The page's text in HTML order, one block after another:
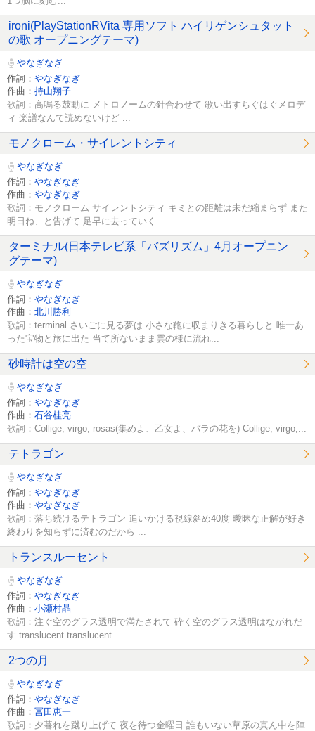
ironi(PlayStationRVita 専用ソフト ハイリゲンシュタット
の歌 オープニングテーマ)
やなぎなぎ
作詞： やなぎなぎ
作曲： 持山翔子
歌詞：高鳴る鼓動に メトロノームの針合わせて 歌い出すちぐはぐメロデ
ィ 楽譜なんて読めないけど ...
モノクローム・サイレントシティ
やなぎなぎ
作詞： やなぎなぎ
作曲： やなぎなぎ
歌詞：モノクローム サイレントシティ キミとの距離は未だ縮まらず また
明日ね、と告げて 足早に去っていく...
ターミナル(日本テレビ系「バズリズム」4月オープニン
グテーマ)
やなぎなぎ
作詞： やなぎなぎ
作曲： 北川勝利
歌詞：terminal さいごに見る夢は 小さな鞄に収まりきる暮らしと 唯一あ
った宝物と旅に出た 当て所ないまま雲の様に流れ...
砂時計は空の空
やなぎなぎ
作詞： やなぎなぎ
作曲： 石谷桂亮
歌詞：Collige, virgo, rosas(集めよ、乙女よ、バラの花を) Collige, virgo,...
テトラゴン
やなぎなぎ
作詞： やなぎなぎ
作曲： やなぎなぎ
歌詞：落ち続けるテトラゴン 追いかける視線斜め40度 曖昧な正解が好き
終わりを知らずに済むのだから ...
トランスルーセント
やなぎなぎ
作詞： やなぎなぎ
作曲： 小瀬村晶
歌詞：注ぐ空のグラス透明で満たされて 砕く空のグラス透明はながれだ
す translucent translucent...
2つの月
やなぎなぎ
作詞： やなぎなぎ
作曲： 冨田恵一
歌詞：夕暮れを蹴り上げて 夜を待つ金曜日 誰もいない草原の真ん中を陣